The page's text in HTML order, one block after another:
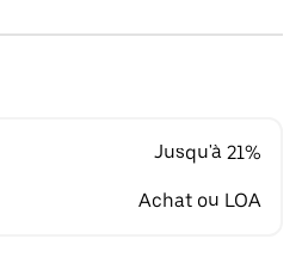
Jusqu'à 21%
Achat ou LOA